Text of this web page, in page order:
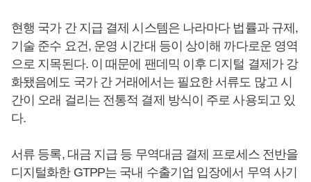
현행 국가 간 지급 결제 시스템은 나라마다 법률과 규제,
기술 준수 요건, 운영 시간대 등이 상이해 까다로운 영역
으로 지목된다. 이 때문에 팬데믹 이후 디지털 결제가 강
화됐음에도 국가 간 거래에서는 필요한 서류도 많고 시
간이 오래 걸리는 전통적 결제 방식이 주로 사용되고 있
다.
서류 등록, 대금 지급 등 무역대금 결제 프로세스 전반을
디지털화한 GTPP는 국내 수출기업 입장에서 무역 사기